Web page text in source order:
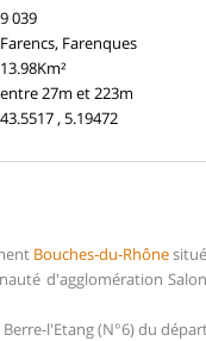
9 039
Farencs, Farenques
13.98Km²
entre 27m et 223m
43.5517 , 5.19472
Bouches-du-Rhône
d'agglomération
l'Etang (N°6) du